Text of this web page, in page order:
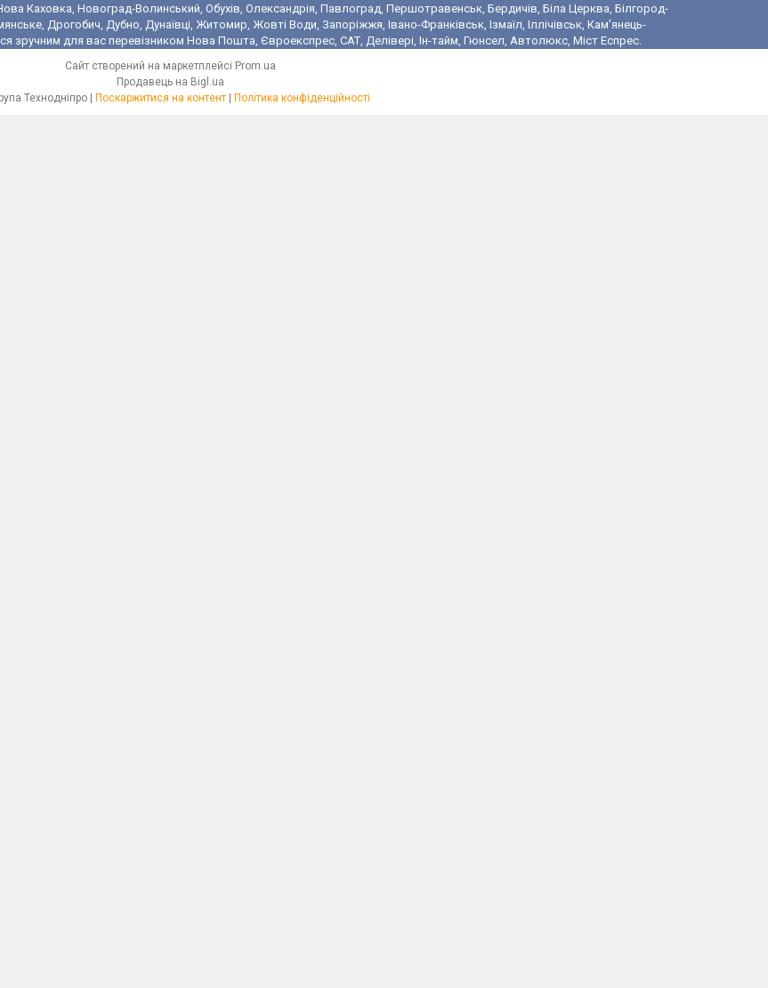
Каховка, Новоград-Волинський, Обухів, Олександрія, Павлоград, Першотравенськ, Бердичів, Біла Церква, Білгород-
Дрогобич, Дубно, Дунаївці, Житомир, Жовті Води, Запоріжжя, Івано-Франківськ, Ізмаїл, Іллічівськ, Кам'янець-
зручним для вас перевізником Нова Пошта, Євроекспрес, САТ, Делівері, Ін-тайм, Гюнсел, Автолюкс, Міст Еспрес.
Сайт створений на маркетплейсі Prom.ua
Продавець на Bigl.ua
ТОВ Група Технодніпро | Поскаржитися на контент | Політика конфіденційності